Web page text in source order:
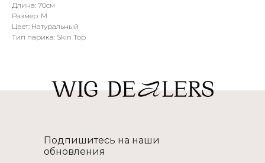
Длина: 70см
Размер: M
Цвет: Натуральный
Тип парика: Skin Top
Подпишитесь на наши
обновления